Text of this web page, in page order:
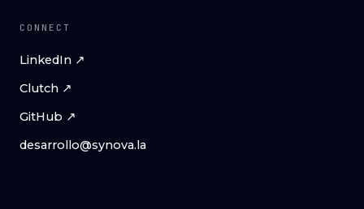
CONNECT
LinkedIn ↗
Clutch ↗
GitHub ↗
desarrollo@synova.la